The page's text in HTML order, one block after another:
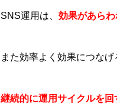
SNS運用は、 効果があら
また効率よく効果につなげ
継続的に運用サイクルを